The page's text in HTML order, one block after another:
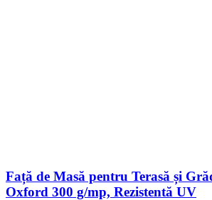
Față de Masă pentru Terasă și
Oxford 300 g/mp, Rezistentă UV